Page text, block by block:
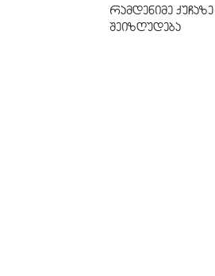
რამდენიმე
შეიზღუდება